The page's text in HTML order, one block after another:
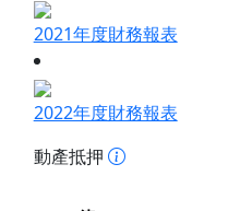
2021年度財務報表
2022年度財務報表
動產抵押